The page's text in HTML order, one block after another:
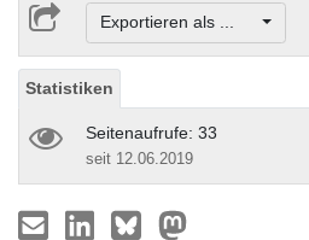
Exportieren als ...
Statistiken
Seitenaufrufe: 33
seit 12.06.2019